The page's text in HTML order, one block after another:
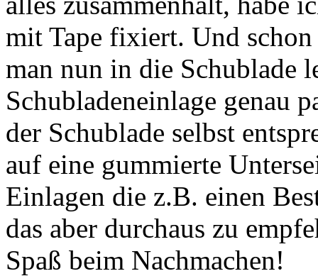
mit Tape fixiert. Und
man nun in die Schublade
Schubladeneinlage genau
der Schublade selbst
auf eine gummierte
Einlagen die z.B. einen
das aber durchaus zu
Spaß beim Nachmachen!